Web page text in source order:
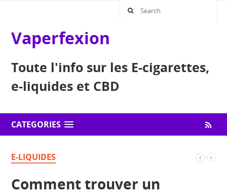
Vaperfexion
Toute l'info sur les E-cigarettes,
e-liquides et CBD
CATEGORIES
E-LIQUIDES
Comment trouver un